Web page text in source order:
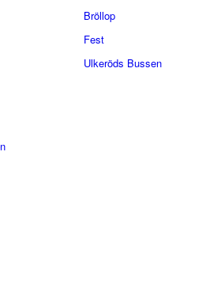
Bröllop
Fest
Ulkeröds Bussen